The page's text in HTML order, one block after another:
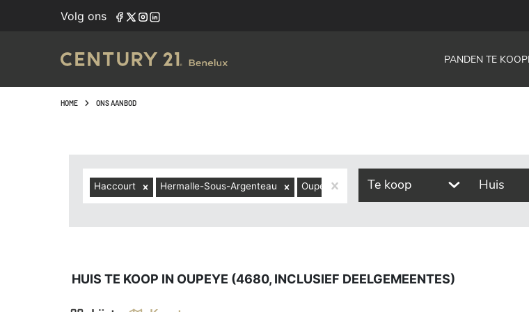
Volg ons
PANDEN TE KOOP
HOME ONS AANBOD
Haccourt Hermalle-Sous-Argenteau Oupeye Heure-Le-Romain Vivegnis
Te koop Huis
HUIS TE KOOP IN OUPEYE (4680, INCLUSIEF DEELGEMEENTES)
Navigated to Huis te koop in Oupeye (4680, inclusief deelgemeentes)